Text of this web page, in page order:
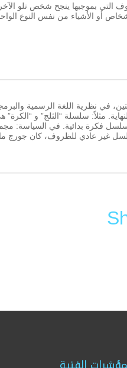
التي بموجبها ينجح شخص تلو
أو الأشياء من نفس النوع
في نظرية اللغة الرسمية
مثلاً: سلسلة “الثلج” و “الكرة”
فكرة بدائية. في السياسة: